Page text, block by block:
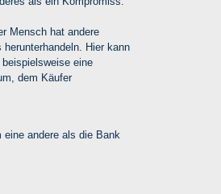
Mensch hat andere
Hier kann
eine
dem Käufer
eine andere als die Bank